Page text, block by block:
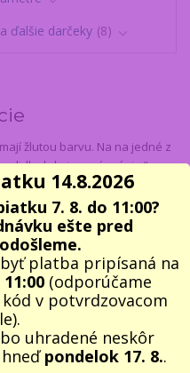
ďalšie darčeky 8
mají žlutou barvu. Na na jedné z
kde je navíc nápis "
v páru je obrázek 4
kde je navíc nápis "PŘINES
-Přines pivo, dáme sex
dárek
pro všechny,
věci k narozeninám, k svátku
v průhledném sáčku.
5% spandex
14.8.2026
7. 8. do 11:00?
ešte pred
platba pripísaná na
11:00(odporúčame
v potvrdzovacom
uhradené neskôr
pondelok 17. 8..